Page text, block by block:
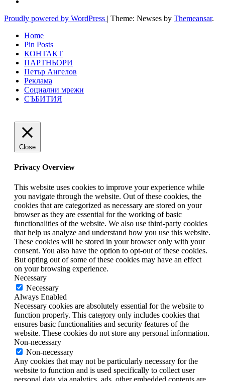
Proudly powered by WordPress | Theme: Newses by Themeansar.
Home
Pin Posts
КОНТАКТ
ПАРТНЬОРИ
Петър Ангелов
Реклама
Социални мрежи
СЪБИТИЯ
Close
Privacy Overview
This website uses cookies to improve your experience while
you navigate through the website. Out of these cookies, the
cookies that are categorized as necessary are stored on your
browser as they are essential for the working of basic
functionalities of the website. We also use third-party cookies
that help us analyze and understand how you use this website.
These cookies will be stored in your browser only with your
consent. You also have the option to opt-out of these cookies.
But opting out of some of these cookies may have an effect
on your browsing experience.
Necessary
Necessary
Always Enabled
Necessary cookies are absolutely essential for the website to
function properly. This category only includes cookies that
ensures basic functionalities and security features of the
website. These cookies do not store any personal information.
Non-necessary
Non-necessary
Any cookies that may not be particularly necessary for the
website to function and is used specifically to collect user
personal data via analytics, ads, other embedded contents are